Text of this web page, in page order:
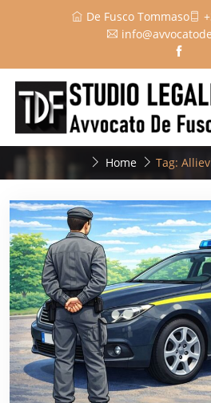
De Fusco Tommaso
Home Tag: